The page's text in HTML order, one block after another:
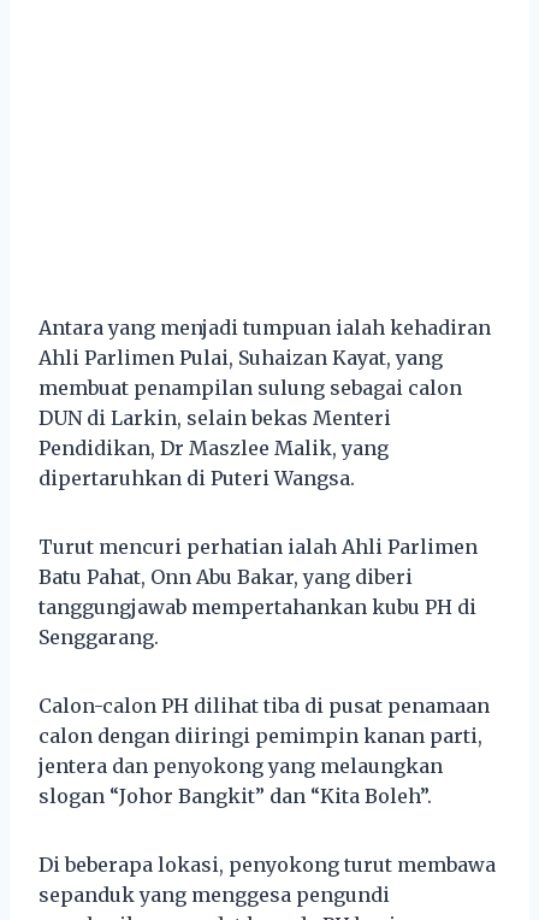
Antara yang menjadi tumpuan ialah kehadiran
Ahli Parlimen Pulai, Suhaizan Kayat, yang
membuat penampilan sulung sebagai calon
DUN di Larkin, selain bekas Menteri
Pendidikan, Dr Maszlee Malik, yang
dipertaruhkan di Puteri Wangsa.
Turut mencuri perhatian ialah Ahli Parlimen
Batu Pahat, Onn Abu Bakar, yang diberi
tanggungjawab mempertahankan kubu PH di
Senggarang.
Calon-calon PH dilihat tiba di pusat penamaan
calon dengan diiringi pemimpin kanan parti,
jentera dan penyokong yang melaungkan
slogan “Johor Bangkit” dan “Kita Boleh”.
Di beberapa lokasi, penyokong turut membawa
sepanduk yang menggesa pengundi